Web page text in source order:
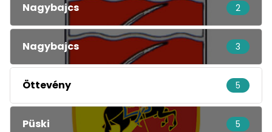
Nagybajcs 2
Nagybajcs 3
Öttevény 5
Püski 5